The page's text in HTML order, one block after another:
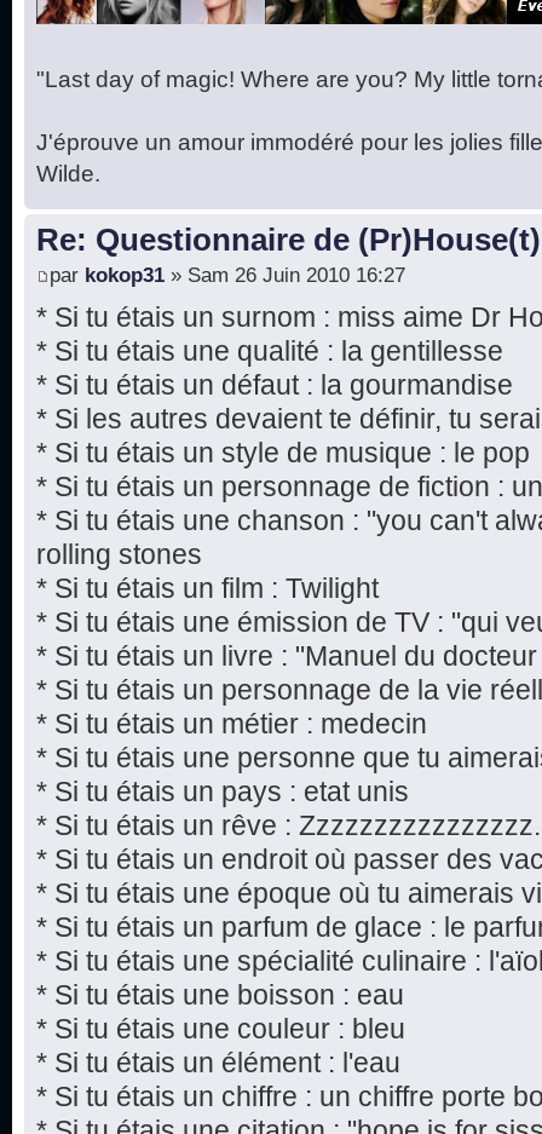
"Last day of magic! Where are you? My little
J'éprouve un amour immodéré pour les jolies
Wilde.
Re: Questionnaire de (Pr)House(t)
par kokop31 » Sam 26 Juin 2010 16:27
* Si tu étais un surnom : miss aime Dr
* Si tu étais une qualité : la gentillesse
* Si tu étais un défaut : la gourmandise
* Si les autres devaient te définir, tu
* Si tu étais un style de musique : le pop
* Si tu étais un personnage de fiction :
* Si tu étais une chanson : "you can't
rolling stones
* Si tu étais un film : Twilight
* Si tu étais une émission de TV : "qui
* Si tu étais un livre : "Manuel du
* Si tu étais un personnage de la vie
* Si tu étais un métier : medecin
* Si tu étais une personne que tu
* Si tu étais un pays : etat unis
* Si tu étais un rêve :
* Si tu étais un endroit où passer des
* Si tu étais une époque où tu aimerais
* Si tu étais un parfum de glace : le
* Si tu étais une spécialité culinaire :
* Si tu étais une boisson : eau
* Si tu étais une couleur : bleu
* Si tu étais un élément : l'eau
* Si tu étais un chiffre : un chiffre porte